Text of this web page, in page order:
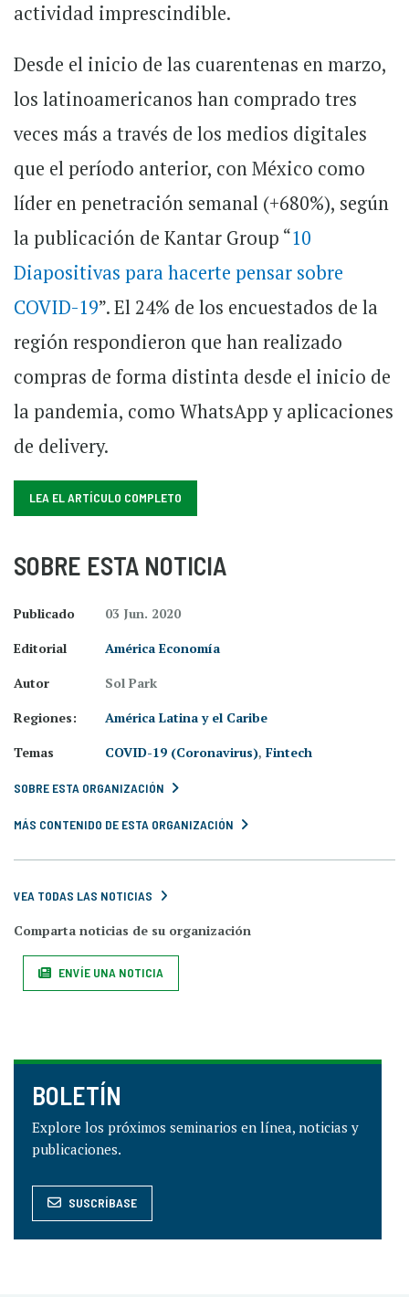
actividad imprescindible.
Desde el inicio de las cuarentenas en marzo,
los latinoamericanos han comprado tres
veces más a través de los medios digitales
que el período anterior, con México como
líder en penetración semanal (+680%), según
la publicación de Kantar Group “10
Diapositivas para hacerte pensar sobre
COVID-19”. El 24% de los encuestados de la
región respondieron que han realizado
compras de forma distinta desde el inicio de
la pandemia, como WhatsApp y aplicaciones
de delivery.
LEA EL ARTÍCULO COMPLETO
SOBRE ESTA NOTICIA
Publicado
03 Jun. 2020
Editorial
América Economía
Autor
Sol Park
Regiones:
América Latina y el Caribe
Temas
COVID-19 (Coronavirus), Fintech
SOBRE ESTA ORGANIZACIÓN
MÁS CONTENIDO DE ESTA ORGANIZACIÓN
VEA TODAS LAS NOTICIAS
Comparta noticias de su organización
ENVÍE UNA NOTICIA
BOLETÍN
Explore los próximos seminarios en línea, noticias y
publicaciones.
SUSCRÍBASE